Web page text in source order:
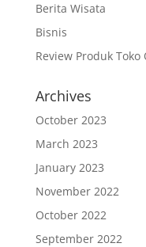
Berita Wisata
Bisnis
Review Produk
Archives
October 2023
March 2023
January 2023
November 2022
October 2022
September 2022